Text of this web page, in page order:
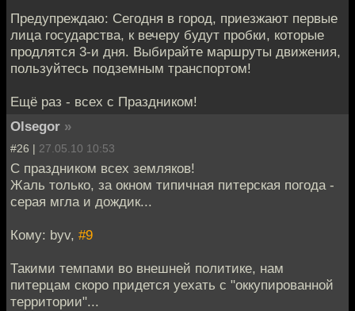
Предупреждаю: Сегодня в город, приезжают первые
лица государства, к вечеру будут пробки, которые
продлятся 3-и дня. Выбирайте маршруты движения,
пользуйтесь подземным транспортом!
Ещё раз - всех с Праздником!
Olsegor »
#26 | 27.05.10 10:53
С праздником всех земляков!
Жаль только, за окном типичная питерская погода -
серая мгла и дождик...
Кому: byv, #9
Такими темпами во внешней политике, нам
питерцам скоро придется уехать с "оккупированной
территории"...